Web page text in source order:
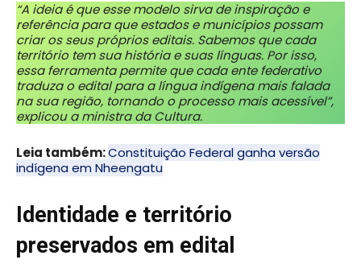
“A ideia é que esse modelo sirva de inspiração e
referência para que estados e municípios possam
criar os seus próprios editais. Sabemos que cada
território tem sua história e suas línguas. Por isso,
essa ferramenta permite que cada ente federativo
traduza o edital para a língua indígena mais falada
na sua região, tornando o processo mais acessível”,
explicou a ministra da Cultura.
Leia também:Constituição Federal ganha versão
indígena em Nheengatu
Identidade e território
preservados em edital